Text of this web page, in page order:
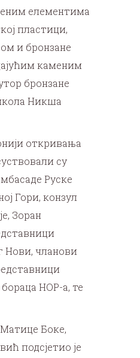
елементима
пластици,
и бронзане
каменим
бронзане
Никша
откривања
су
Руске
Гори, конзул
Зоран
Нови, чланови
НОР-а, те
Боке,
подсјетио је